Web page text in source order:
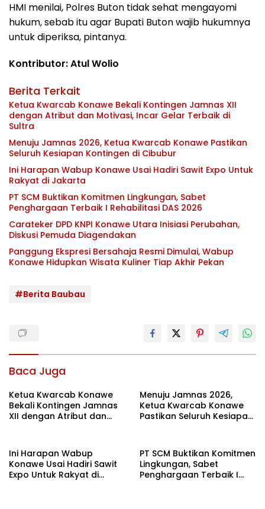
HMI menilai, Polres Buton tidak sehat mengayomi
hukum, sebab itu agar Bupati Buton wajib hukumnya
untuk diperiksa, pintanya.
Kontributor: Atul Wolio
Berita Terkait
Ketua Kwarcab Konawe Bekali Kontingen Jamnas XII
dengan Atribut dan Motivasi, Incar Gelar Terbaik di
Sultra
Menuju Jamnas 2026, Ketua Kwarcab Konawe Pastikan
Seluruh Kesiapan Kontingen di Cibubur
Ini Harapan Wabup Konawe Usai Hadiri Sawit Expo Untuk
Rakyat di Jakarta
PT SCM Buktikan Komitmen Lingkungan, Sabet
Penghargaan Terbaik I Rehabilitasi DAS 2026
Carateker DPD KNPI Konawe Utara Inisiasi Perubahan,
Diskusi Pemuda Diagendakan
Panggung Ekspresi Bersahaja Resmi Dimulai, Wabup
Konawe Hidupkan Wisata Kuliner Tiap Akhir Pekan
#Berita Baubau
Baca Juga
Ketua Kwarcab Konawe
Bekali Kontingen Jamnas
XII dengan Atribut dan
Menuju Jamnas 2026,
Ketua Kwarcab Konawe
Pastikan Seluruh Kesiapan
Ini Harapan Wabup
Konawe Usai Hadiri Sawit
Expo Untuk Rakyat di
PT SCM Buktikan Komitmen
Lingkungan, Sabet
Penghargaan Terbaik I